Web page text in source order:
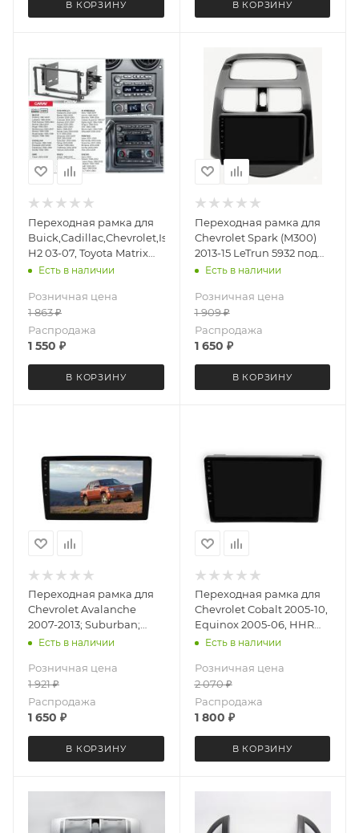
В КОРЗИНУ В КОРЗИНУ
Переходная рамка для
Buick,Cadillac,Chevrolet,Isuzu,Suzuki,Hummer
H2 03-07, Toyota Matrix
03-04 LeTrun 3960 AV
Есть в наличии
Розничная цена
1 863₽
Распродажа
1 550 ₽
В КОРЗИНУ
Переходная рамка для
Chevrolet Spark (M300)
2013-15 LeTrun 5932 под
базовую магнитолу 9
Есть в наличии
Розничная цена
1 909₽
Распродажа
1 650 ₽
В КОРЗИНУ
Переходная рамка для
Chevrolet Avalanche
2007-2013; Suburban;
Silverado LeTrun 3197 AV
10 дюймов
Есть в наличии
Розничная цена
1 921₽
Распродажа
1 650 ₽
В КОРЗИНУ
Переходная рамка для
Chevrolet Cobalt 2005-10,
Equinox 2005-06, HHR
2006-11, Malibu 2004-12
базовую магнитолу 10
дюймов
Есть в наличии
Розничная цена
2 070₽
Распродажа
1 800 ₽
В КОРЗИНУ